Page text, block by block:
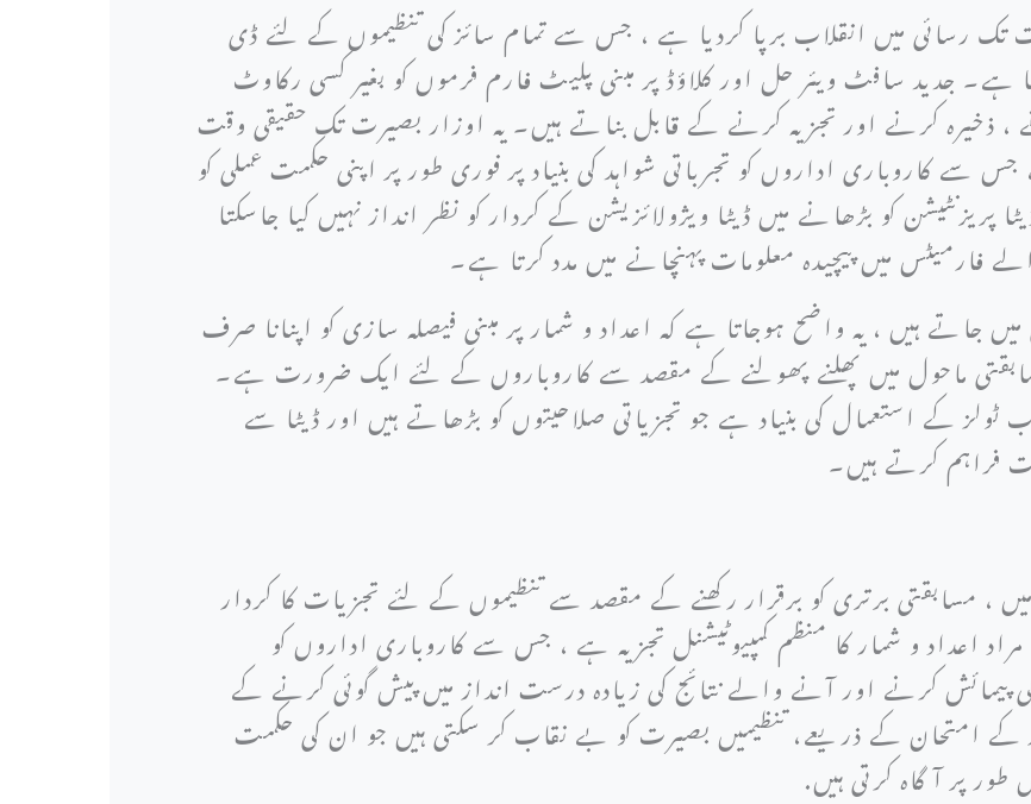
تک رسائی میں انقلاب برپا کردیا ہے ، جس سے تمام سائز کی تنظیموں کے لئے ڈی
ہے۔ جدید سافٹ ویئر حل اور کلاؤڈ پر مبنی پلیٹ فارم فرموں کو بغیر کسی رکاوٹ
ذخیرہ کرنے اور تجزیہ کرنے کے قابل بناتے ہیں۔ یہ اوزار بصیرت تک حقیقی وقت
کاروباری اداروں کو تجرباتی شواہد کی بنیاد پر فوری طور پر اپنی حکمت عملی کو
کو بڑھانے میں ڈیٹا ویژولائزیشن کے کردار کو نظر انداز نہیں کیا جاسکتا
فارمیٹس میں پیچیدہ معلومات پہنچانے میں مدد کرتا ہے۔
جاتے ہیں ، یہ واضح ہوجاتا ہے کہ اعداد و شمار پر مبنی فیصلہ سازی کو اپنانا صرف
ماحول میں پھلنے پھولنے کے مقصد سے کاروباروں کے لئے ایک ضرورت ہے۔
ٹولز کے استعمال کی بنیاد ہے جو تجزیاتی صلاحیتوں کو بڑھاتے ہیں اور ڈیٹا سے
فراہم کرتے ہیں۔
، مسابقتی برتری کو برقرار رکھنے کے مقصد سے تنظیموں کے لئے تجزیات کا کردار
اعداد و شمار کا منظم کمپیوٹیشنل تجزیہ ہے ، جس سے کاروباری اداروں کو
پیمائش کرنے اور آنے والے نتائج کی زیادہ درست انداز میں پیش گوئی کرنے کے
کے امتحان کے ذریعے، تنظیمیں بصیرت کو بے نقاب کر سکتی ہیں جو ان کی حکمت
پر آگاہ کرتی ہیں.